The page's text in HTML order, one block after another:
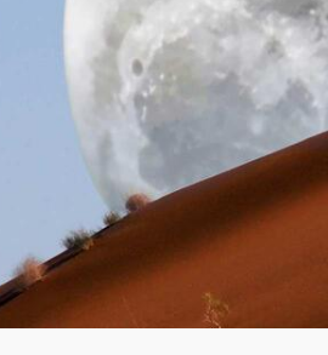
Gutscheine
Messen und
Notfallteam und
Krisenmanagement